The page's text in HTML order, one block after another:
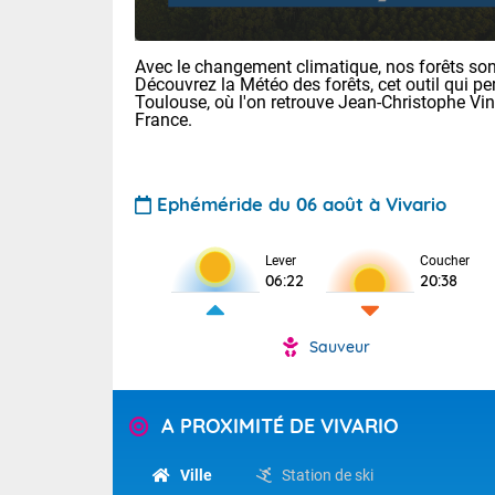
devrait rester
Avec le changement climatique, nos forêts
Découvrez la Météo des forêts, cet outil qui
Toulouse, où l'on retrouve Jean-Christophe
France.
Ephéméride du 06 août à Vivario
Lever
06:22
Coucher
20:38
Sauveur
A PROXIMITÉ DE VIVARIO
Ville Station de ski
Voici les
Clermont-
Limoges :
Lille : 15/24
du-Sud
(69), Var